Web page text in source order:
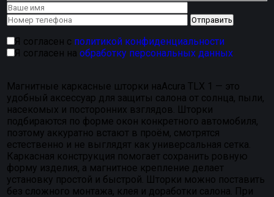
Я согласен с политикой конфиденциальности
Я согласен наобработку персональных данных
Магнитные каркасные шторки наAcura TLX 1 — это
удобный аксессуар для защиты салона от солнца, пыли,
насекомых и посторонних взглядов. Шторки
подбираются по форме окон конкретного автомобиля,
поэтому аккуратно встают в проём, смотрятся
естественно и не выглядят как универсальная сетка.
Каркасная конструкция помогает сохранить ровную
форму изделия, а магнитное крепление делает
установку простой и быстрой. Шторки можно поставить
без сложного монтажа, клея и доработки салона. При